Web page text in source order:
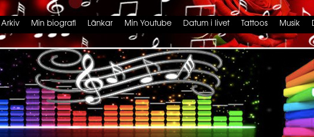
Arkiv Min biografi Länkar Min Youtube Datum i livet Tattoos Musik